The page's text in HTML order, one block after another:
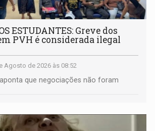
ESTUDANTES: Greve dos
PVH é considerada ilegal
Agosto de 2026 às 08:52
que negociações não foram